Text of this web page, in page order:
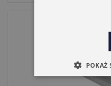
POKAŻ